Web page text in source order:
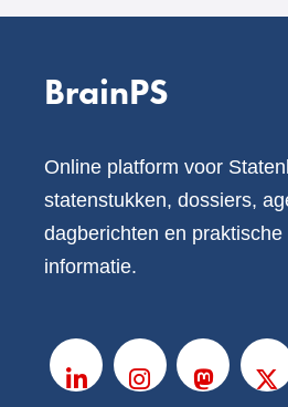
BrainPS
Online platform voor
statenstukken, dossiers,
dagberichten en
informatie.